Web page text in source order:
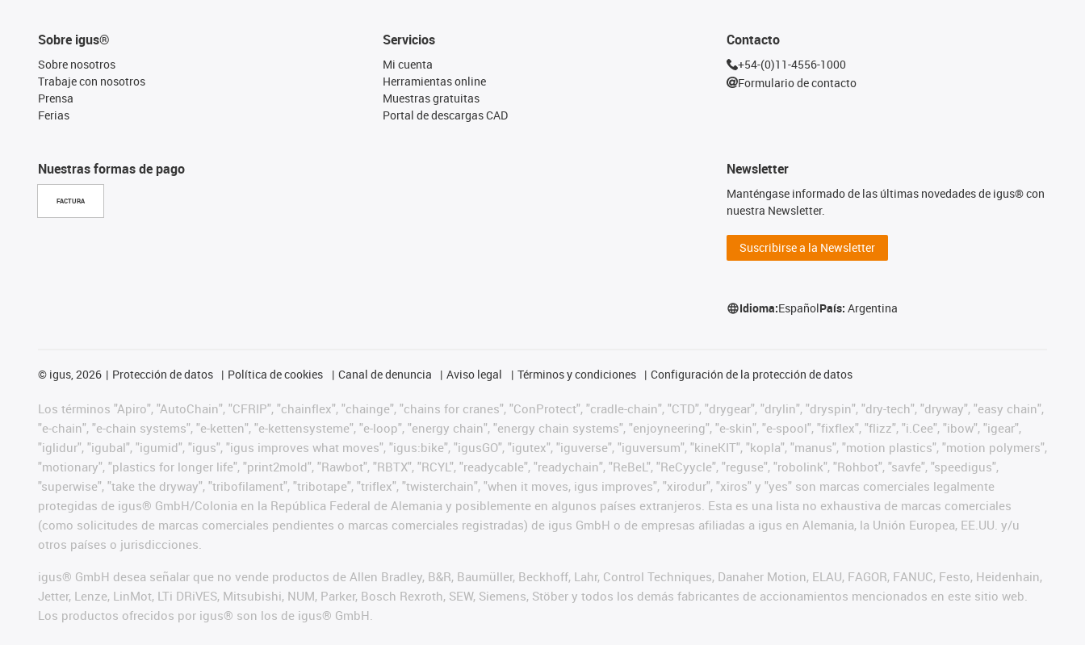
Sobre igus®
Sobre nosotros
Trabaje con nosotros
Prensa
Ferias
Nuestras formas de pago
FACTURA
Servicios
Mi cuenta
Herramientas online
Muestras gratuitas
Portal de descargas CAD
Contacto
+54-(0)11-4556-1000
Formulario de contacto
Newsletter
Manténgase informado de las últimas novedades de igus® con
nuestra Newsletter.
Suscribirse a la Newsletter
Idioma:EspañolPaís:Argentina
© igus, 2026 Protección de datos Política de cookies Canal de denuncia Aviso legal Términos y condiciones Configuración de la protección de datos
Los términos "Apiro", "AutoChain", "CFRIP", "chainflex", "chainge", "chains for cranes", "ConProtect", "cradle-chain", "CTD", "drygear", "drylin", "dryspin", "dry-tech", "dryway", "easy chain",
"e-chain", "e-chain systems", "e-ketten", "e-kettensysteme", "e-loop", "energy chain", "energy chain systems", "enjoyneering", "e-skin", "e-spool", "fixflex", "flizz", "i.Cee", "ibow", "igear",
"iglidur", "igubal", "igumid", "igus", "igus improves what moves", "igus:bike", "igusGO", "igutex", "iguverse", "iguversum", "kineKIT", "kopla", "manus", "motion plastics", "motion polymers",
"motionary", "plastics for longer life", "print2mold", "Rawbot", "RBTX", "RCYL", "readycable", "readychain", "ReBeL", "ReCyycle", "reguse", "robolink", "Rohbot", "savfe", "speedigus",
"superwise", "take the dryway", "tribofilament", "tribotape", "triflex", "twisterchain", "when it moves, igus improves", "xirodur", "xiros" y "yes" son marcas comerciales legalmente
protegidas de igus® GmbH/Colonia en la República Federal de Alemania y posiblemente en algunos países extranjeros. Esta es una lista no exhaustiva de marcas comerciales
(como solicitudes de marcas comerciales pendientes o marcas comerciales registradas) de igus GmbH o de empresas afiliadas a igus en Alemania, la Unión Europea, EE.UU. y/u
otros países o jurisdicciones.
igus® GmbH desea señalar que no vende productos de Allen Bradley, B&R, Baumüller, Beckhoff, Lahr, Control Techniques, Danaher Motion, ELAU, FAGOR, FANUC, Festo, Heidenhain,
Jetter, Lenze, LinMot, LTi DRiVES, Mitsubishi, NUM, Parker, Bosch Rexroth, SEW, Siemens, Stöber y todos los demás fabricantes de accionamientos mencionados en este sitio web.
Los productos ofrecidos por igus® son los de igus® GmbH.